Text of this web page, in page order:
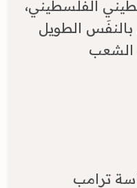
الفلسطيني،
الطويل
الشعب
ترامب